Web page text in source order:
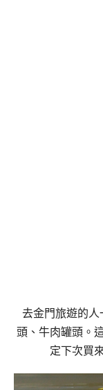
去金門旅遊的
頭、牛肉罐頭。
定下次買